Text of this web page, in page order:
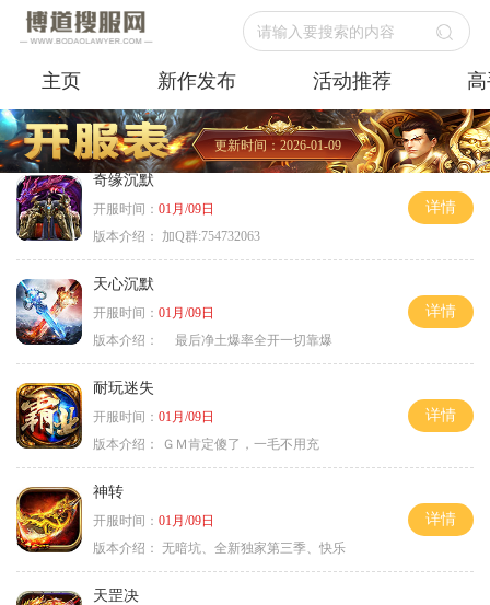
请输入要搜索的内容
主页 新作发布 活动推荐
更新时间：2026-01-09
奇缘沉默
开服时间： 01月/09日
版本介绍：
加Q群:754732063
详情
天心沉默
开服时间： 01月/09日
版本介绍：
最后净土爆率全开一切靠爆
详情
耐玩迷失
开服时间： 01月/09日
版本介绍：
ＧＭ肯定傻了，一毛不用充
详情
神转
开服时间： 01月/09日
版本介绍： 无暗坑、全新独家第三季、快乐
详情
天罡决